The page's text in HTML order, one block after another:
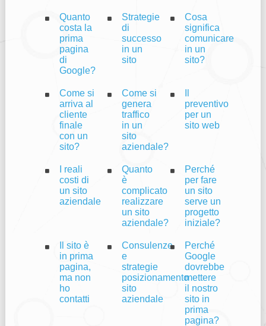
Quanto
costa la
prima
pagina
di
Google?
Strategie
di
successo
in un
sito
Cosa
significa
comunicare
in un
sito?
Come si
arriva al
cliente
finale
con un
sito?
Come si
genera
traffico
in un
sito
aziendale?
preventivo
per un
sito web
I reali
costi di
un sito
aziendale
Quanto
è
complicato
realizzare
un sito
aziendale?
Perché
per fare
un sito
serve un
progetto
iniziale?
Il sito è
in prima
pagina,
ma non
ho
contatti
Consulenze
e
strategie
posizionamento
sito
aziendale
Perché
Google
dovrebbe
mettere
il nostro
sito in
prima
pagina?